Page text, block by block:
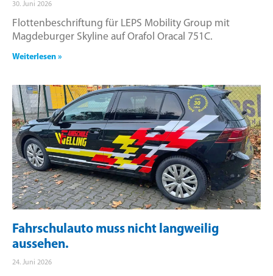
30. Juni 2026
Flottenbeschriftung für LEPS Mobility Group mit
Magdeburger Skyline auf Orafol Oracal 751C.
Weiterlesen »
Fahrschulauto muss nicht langweilig
aussehen.
24. Juni 2026